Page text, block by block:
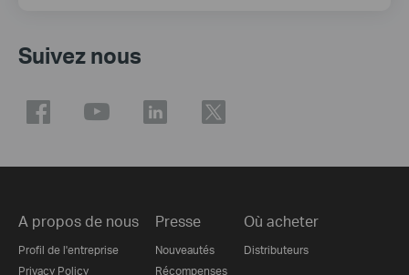
Suivez nous
A propos de nous
Profil de l'entreprise
Privacy Policy
Presse
Nouveautés
Récompenses
Où acheter
Distributeurs